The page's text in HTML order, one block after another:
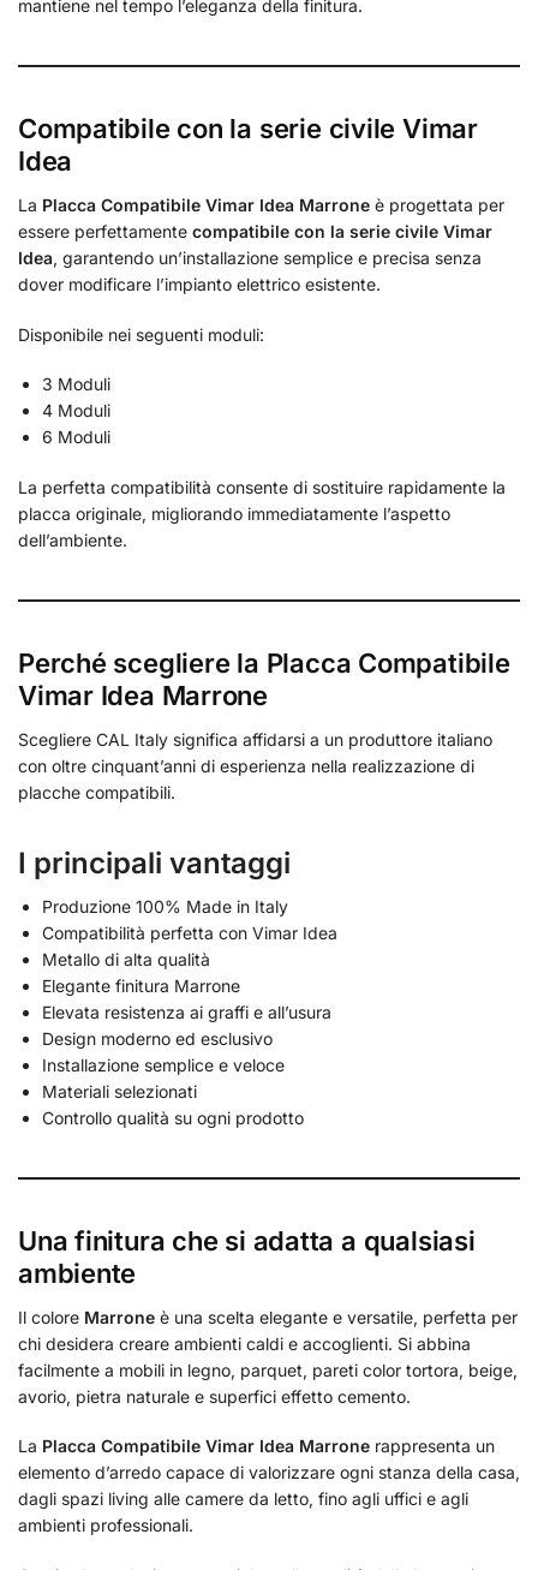
mantiene nel tempo l’eleganza della finitura.
Compatibile con la serie civile Vimar
Idea
La Placca Compatibile Vimar Idea Marrone è progettata per
essere perfettamente compatibile con la serie civile Vimar
Idea, garantendo un’installazione semplice e precisa senza
dover modificare l’impianto elettrico esistente.
Disponibile nei seguenti moduli:
3 Moduli
4 Moduli
6 Moduli
La perfetta compatibilità consente di sostituire rapidamente la
placca originale, migliorando immediatamente l’aspetto
dell’ambiente.
Perché scegliere la Placca Compatibile
Vimar Idea Marrone
Scegliere CAL Italy significa affidarsi a un produttore italiano
con oltre cinquant’anni di esperienza nella realizzazione di
placche compatibili.
I principali vantaggi
Produzione 100% Made in Italy
Compatibilità perfetta con Vimar Idea
Metallo di alta qualità
Elegante finitura Marrone
Elevata resistenza ai graffi e all’usura
Design moderno ed esclusivo
Installazione semplice e veloce
Materiali selezionati
Controllo qualità su ogni prodotto
Una finitura che si adatta a qualsiasi
ambiente
Il colore Marrone è una scelta elegante e versatile, perfetta per
chi desidera creare ambienti caldi e accoglienti. Si abbina
facilmente a mobili in legno, parquet, pareti color tortora, beige,
avorio, pietra naturale e superfici effetto cemento.
La Placca Compatibile Vimar Idea Marrone rappresenta un
elemento d’arredo capace di valorizzare ogni stanza della casa,
dagli spazi living alle camere da letto, fino agli uffici e agli
ambienti professionali.